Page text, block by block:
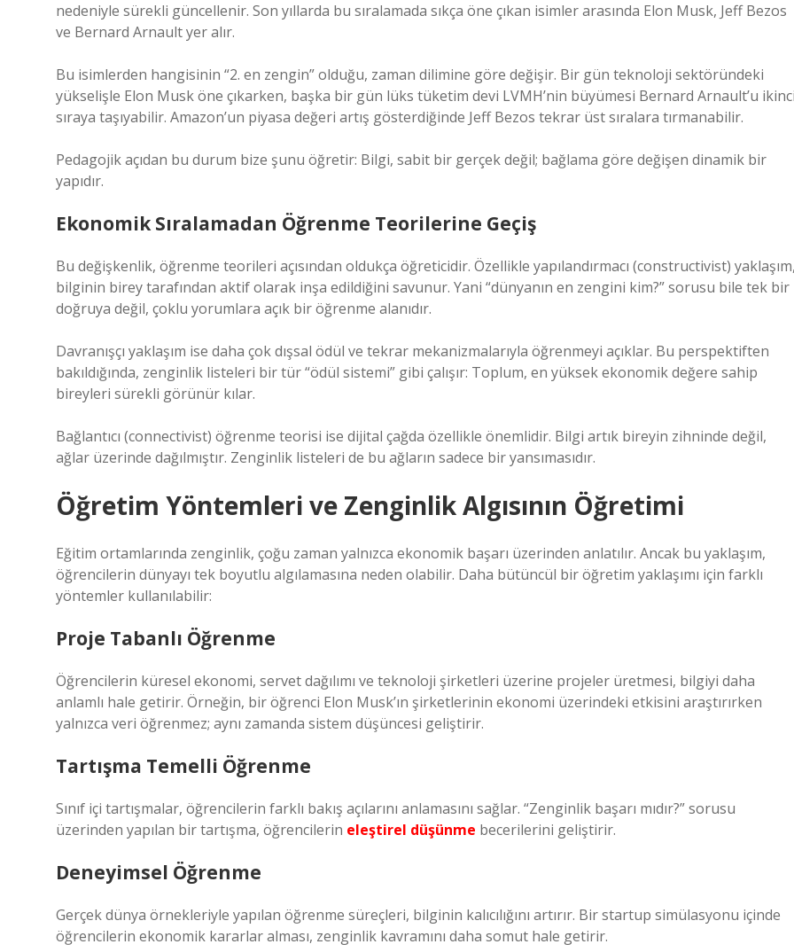
nedeniyle sürekli güncellenir. Son yıllarda bu sıralamada sıkça öne çıkan isimler arasında Elon Musk, Jeff Bezos
ve Bernard Arnault yer alır.
Bu isimlerden hangisinin “2. en zengin” olduğu, zaman dilimine göre değişir. Bir gün teknoloji sektöründeki
yükselişle Elon Musk öne çıkarken, başka bir gün lüks tüketim devi LVMH’nin büyümesi Bernard Arnault’u ikinci
sıraya taşıyabilir. Amazon’un piyasa değeri artış gösterdiğinde Jeff Bezos tekrar üst sıralara tırmanabilir.
Pedagojik açıdan bu durum bize şunu öğretir: Bilgi, sabit bir gerçek değil; bağlama göre değişen dinamik bir
yapıdır.
Ekonomik Sıralamadan Öğrenme Teorilerine Geçiş
Bu değişkenlik, öğrenme teorileri açısından oldukça öğreticidir. Özellikle yapılandırmacı (constructivist) yaklaşım,
bilginin birey tarafından aktif olarak inşa edildiğini savunur. Yani “dünyanın en zengini kim?” sorusu bile tek bir
doğruya değil, çoklu yorumlara açık bir öğrenme alanıdır.
Davranışçı yaklaşım ise daha çok dışsal ödül ve tekrar mekanizmalarıyla öğrenmeyi açıklar. Bu perspektiften
bakıldığında, zenginlik listeleri bir tür “ödül sistemi” gibi çalışır: Toplum, en yüksek ekonomik değere sahip
bireyleri sürekli görünür kılar.
Bağlantıcı (connectivist) öğrenme teorisi ise dijital çağda özellikle önemlidir. Bilgi artık bireyin zihninde değil,
ağlar üzerinde dağılmıştır. Zenginlik listeleri de bu ağların sadece bir yansımasıdır.
Öğretim Yöntemleri ve Zenginlik Algısının Öğretimi
Eğitim ortamlarında zenginlik, çoğu zaman yalnızca ekonomik başarı üzerinden anlatılır. Ancak bu yaklaşım,
öğrencilerin dünyayı tek boyutlu algılamasına neden olabilir. Daha bütüncül bir öğretim yaklaşımı için farklı
yöntemler kullanılabilir:
Proje Tabanlı Öğrenme
Öğrencilerin küresel ekonomi, servet dağılımı ve teknoloji şirketleri üzerine projeler üretmesi, bilgiyi daha
anlamlı hale getirir. Örneğin, bir öğrenci Elon Musk’ın şirketlerinin ekonomi üzerindeki etkisini araştırırken
yalnızca veri öğrenmez; aynı zamanda sistem düşüncesi geliştirir.
Tartışma Temelli Öğrenme
Sınıf içi tartışmalar, öğrencilerin farklı bakış açılarını anlamasını sağlar. “Zenginlik başarı mıdır?” sorusu
üzerinden yapılan bir tartışma, öğrencilerin eleştirel düşünme becerilerini geliştirir.
Deneyimsel Öğrenme
Gerçek dünya örnekleriyle yapılan öğrenme süreçleri, bilginin kalıcılığını artırır. Bir startup simülasyonu içinde
öğrencilerin ekonomik kararlar alması, zenginlik kavramını daha somut hale getirir.